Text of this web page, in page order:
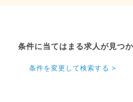
条件に当てはまる求人が見つ
条件を変更して検索する >